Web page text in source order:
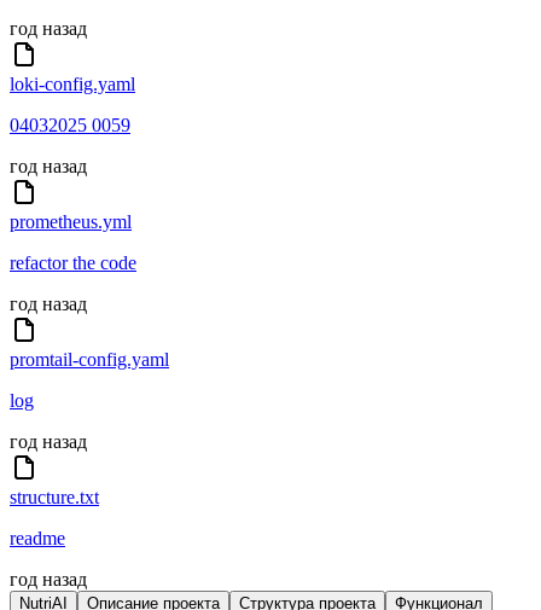
год назад
loki-config.yaml
04032025 0059
год назад
prometheus.yml
refactor the code
год назад
promtail-config.yaml
log
год назад
structure.txt
readme
год назад
NutriAI Описание проекта Структура проекта Функционал